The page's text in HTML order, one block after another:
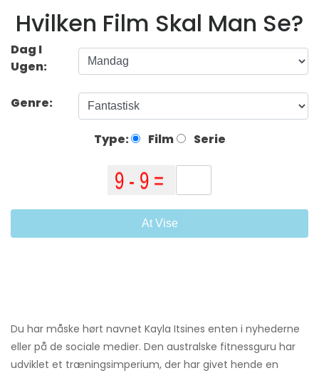
Hvilken Film Skal Man Se?
Dag I
Ugen:
Genre:
Type: Film Serie
At Vise
Du har måske hørt navnet Kayla Itsines enten i nyhederne
eller på de sociale medier. Den australske fitnessguru har
udviklet et træningsimperium, der har givet hende en